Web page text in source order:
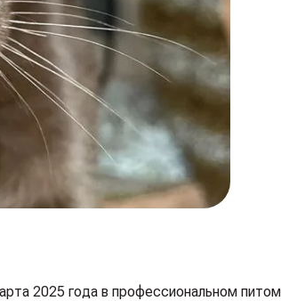
2025 года в профессиональном